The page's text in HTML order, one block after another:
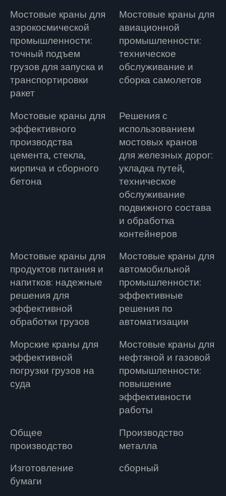
Мостовые краны для
аэрокосмической
промышленности:
точный подъем
грузов для запуска и
транспортировки
ракет
Мостовые краны для
авиационной
промышленности:
техническое
обслуживание и
сборка самолетов
Мостовые краны для
эффективного
производства
цемента, стекла,
кирпича и сборного
бетона
Решения с
использованием
мостовых кранов
для железных дорог:
укладка путей,
техническое
обслуживание
подвижного состава
и обработка
контейнеров
Мостовые краны для
продуктов питания и
напитков: надежные
решения для
эффективной
обработки грузов
Мостовые краны для
автомобильной
промышленности:
эффективные
решения по
автоматизации
Морские краны для
эффективной
погрузки грузов на
суда
Мостовые краны для
нефтяной и газовой
промышленности:
повышение
эффективности
работы
Общее
производство
Производство
металла
Изготовление
бумаги
сборный